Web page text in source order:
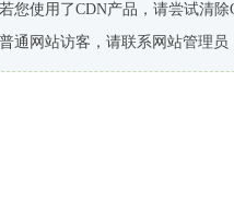
若您使用了CDN产品，请尝试清除
普通网站访客，请联系网站管理员